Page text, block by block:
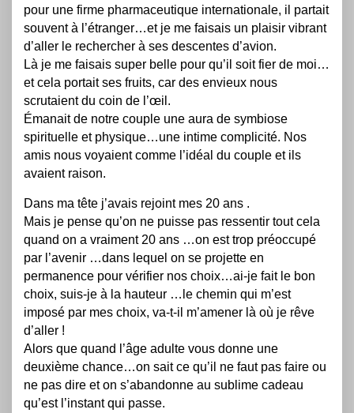
pour une firme pharmaceutique internationale, il partait
souvent à l’étranger…et je me faisais un plaisir vibrant
d’aller le rechercher à ses descentes d’avion.
Là je me faisais super belle pour qu’il soit fier de moi…
et cela portait ses fruits, car des envieux nous
scrutaient du coin de l’œil.
Émanait de notre couple une aura de symbiose
spirituelle et physique…une intime complicité. Nos
amis nous voyaient comme l’idéal du couple et ils
avaient raison.
Dans ma tête j’avais rejoint mes 20 ans .
Mais je pense qu’on ne puisse pas ressentir tout cela
quand on a vraiment 20 ans …on est trop préoccupé
par l’avenir …dans lequel on se projette en
permanence pour vérifier nos choix…ai-je fait le bon
choix, suis-je à la hauteur …le chemin qui m’est
imposé par mes choix, va-t-il m’amener là où je rêve
d’aller !
Alors que quand l’âge adulte vous donne une
deuxième chance…on sait ce qu’il ne faut pas faire ou
ne pas dire et on s’abandonne au sublime cadeau
qu’est l’instant qui passe.